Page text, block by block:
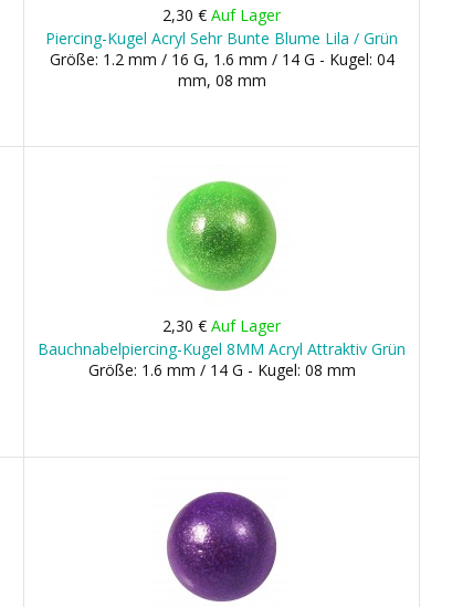
2,30 €Auf Lager
Piercing-Kugel Acryl Sehr Bunte Blume Lila / Grün
Größe: 1.2 mm / 16 G, 1.6 mm / 14 G - Kugel: 04
mm, 08 mm
2,30 €Auf Lager
Bauchnabelpiercing-Kugel 8MM Acryl Attraktiv Grün
Größe: 1.6 mm / 14 G - Kugel: 08 mm